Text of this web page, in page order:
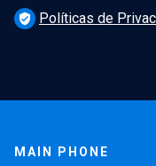
verified_user Políticas de
MAIN PHONE